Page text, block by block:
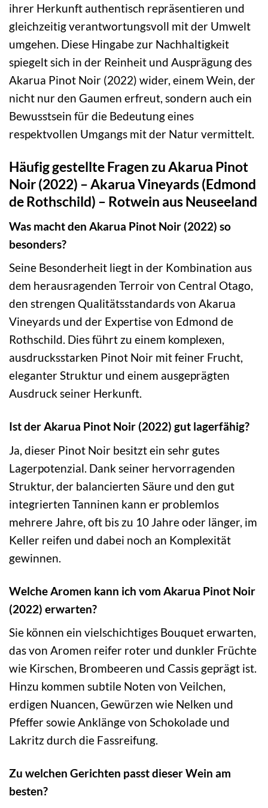
ihrer Herkunft authentisch repräsentieren und
gleichzeitig verantwortungsvoll mit der Umwelt
umgehen. Diese Hingabe zur Nachhaltigkeit
spiegelt sich in der Reinheit und Ausprägung des
Akarua Pinot Noir (2022) wider, einem Wein, der
nicht nur den Gaumen erfreut, sondern auch ein
Bewusstsein für die Bedeutung eines
respektvollen Umgangs mit der Natur vermittelt.
Häufig gestellte Fragen zu Akarua Pinot
Noir (2022) – Akarua Vineyards (Edmond
de Rothschild) – Rotwein aus Neuseeland
Was macht den Akarua Pinot Noir (2022) so
besonders?
Seine Besonderheit liegt in der Kombination aus
dem herausragenden Terroir von Central Otago,
den strengen Qualitätsstandards von Akarua
Vineyards und der Expertise von Edmond de
Rothschild. Dies führt zu einem komplexen,
ausdrucksstarken Pinot Noir mit feiner Frucht,
eleganter Struktur und einem ausgeprägten
Ausdruck seiner Herkunft.
Ist der Akarua Pinot Noir (2022) gut lagerfähig?
Ja, dieser Pinot Noir besitzt ein sehr gutes
Lagerpotenzial. Dank seiner hervorragenden
Struktur, der balancierten Säure und den gut
integrierten Tanninen kann er problemlos
mehrere Jahre, oft bis zu 10 Jahre oder länger, im
Keller reifen und dabei noch an Komplexität
gewinnen.
Welche Aromen kann ich vom Akarua Pinot Noir
(2022) erwarten?
Sie können ein vielschichtiges Bouquet erwarten,
das von Aromen reifer roter und dunkler Früchte
wie Kirschen, Brombeeren und Cassis geprägt ist.
Hinzu kommen subtile Noten von Veilchen,
erdigen Nuancen, Gewürzen wie Nelken und
Pfeffer sowie Anklänge von Schokolade und
Lakritz durch die Fassreifung.
Zu welchen Gerichten passt dieser Wein am
besten?